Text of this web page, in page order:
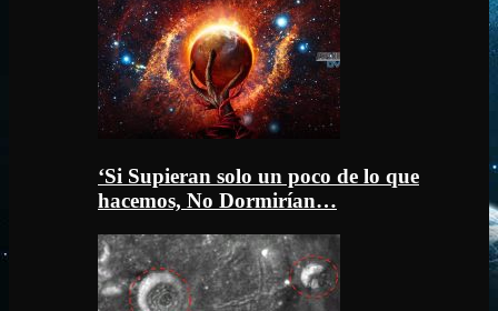
‘Si Supieran solo un poco de lo que
hacemos, No Dormirían…